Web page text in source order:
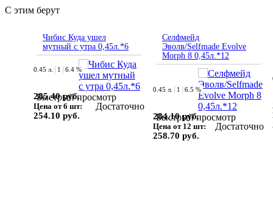
С этим берут
Чибис Куда ушел
мутный с утра 0,45л.*6
Быстрый просмотр
0.45 л. 1 6.4 %
285.40 руб.
Цена от 6 шт:
254.10 руб.
Достаточно
Селфмейд
Эволв/Selfmade Evolve
Morph 8 0,45л.*12
Быстрый просмотр
0.45 л. 1 6.5 %
284.10 руб.
Цена от 12 шт:
258.70 руб.
Достаточно